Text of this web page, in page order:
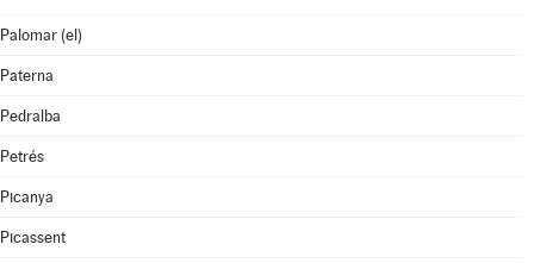
Palomar (el)
Paterna
Pedralba
Petrés
Picanya
Picassent